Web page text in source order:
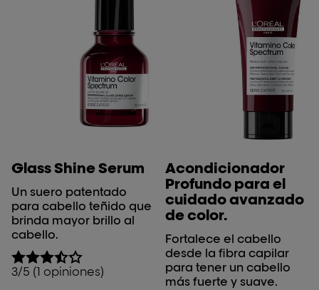
Glass Shine Serum
Un suero patentado
para cabello teñido que
brinda mayor brillo al
cabello.
3/5 (1 opiniones)
Acondicionador
Profundo para el
cuidado avanzado
de color.
Fortalece el cabello
desde la fibra capilar
para tener un cabello
más fuerte y suave.